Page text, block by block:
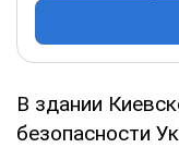
В здании
безопасности